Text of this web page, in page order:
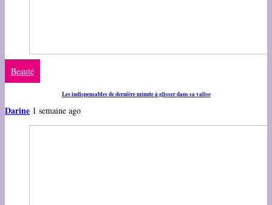
Beauté
Les indispensables de dernière minute à glisser dans sa valise
Darine 1 semaine ago